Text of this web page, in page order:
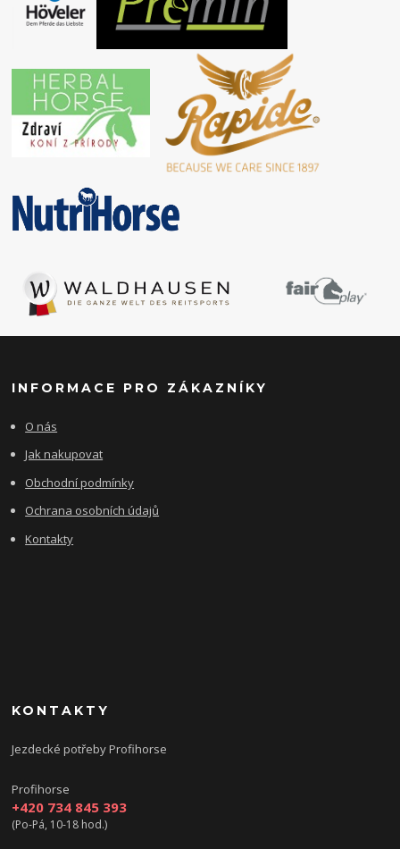
INFORMACE PRO ZÁKAZNÍKY
O nás
Jak nakupovat
Obchodní podmínky
Ochrana osobních údajů
Kontakty
KONTAKTY
Jezdecké potřeby Profihorse
Profihorse
+420 734 845 393
(Po-Pá, 10-18 hod.)